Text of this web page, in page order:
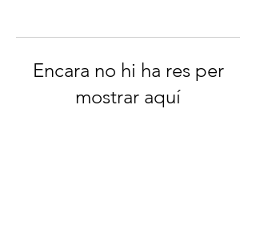
Encara no hi ha res per
mostrar aquí